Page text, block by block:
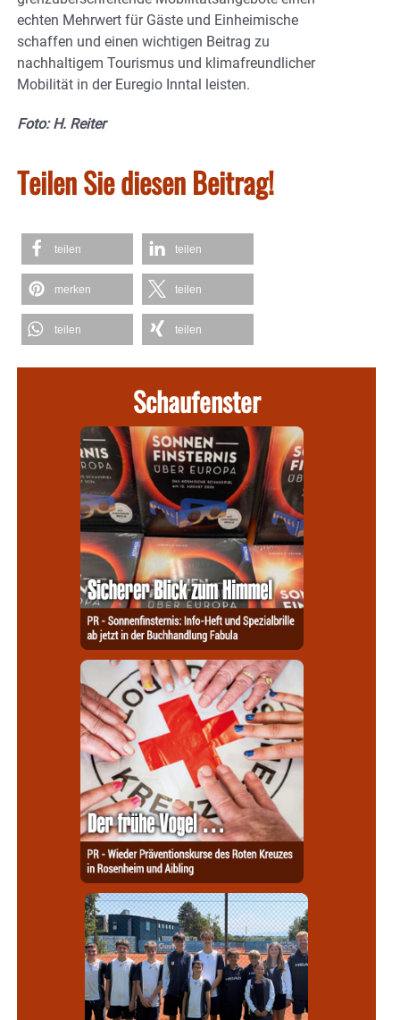
echten Mehrwert für Gäste und Einheimische
schaffen und einen wichtigen Beitrag zu
nachhaltigem Tourismus und klimafreundlicher
Mobilität in der Euregio Inntal leisten.
Foto: H. Reiter
Teilen Sie diesen Beitrag!
teilen teilen
merken teilen
teilen teilen
Schaufenster